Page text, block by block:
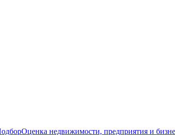
Оценка недвижимости, предприятия и